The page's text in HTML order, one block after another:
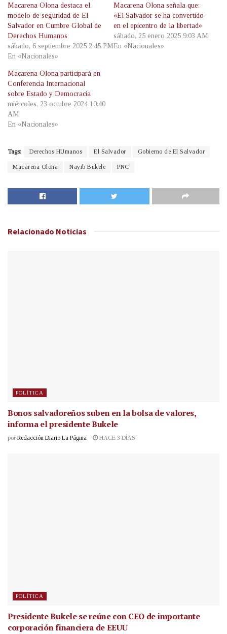
Macarena Olona destaca el
modelo de seguridad de El
Salvador en Cumbre Global de
Derechos Humanos
sábado, 6 septiembre 2025 2:45 PM
En «Nacionales»
Macarena Olona señala que:
«El Salvador se ha convertido
en el epicentro de la libertad»
sábado, 25 enero 2025 9:03 AM
En «Nacionales»
Macarena Olona participará en
Conferencia Internacional
sobre Estado y Democracia
miércoles, 23 octubre 2024 10:40
AM
En «Nacionales»
Tags: Derechos HUmanos El Salvador Gobierno de El Salvador
Macarena Olona Nayib Bukele PNC
Relacionado Noticias
POLÍTICA
Bonos salvadoreños suben en la bolsa de valores,
informa el presidente Bukele
por Redacción Diario La Página HACE 3 DÍAS
POLÍTICA
Presidente Bukele se reúne con CEO de importante
corporación financiera de EEUU